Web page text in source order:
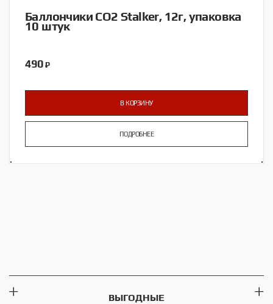
Баллончики CO2 Stalker, 12г, упаковка
10 штук
490 ₽
В КОРЗИНУ
ПОДРОБНЕЕ
ВЫГОДНЫЕ